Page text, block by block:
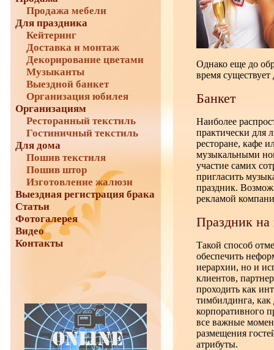
Продажа мебели
Для праздника
Кейтеринг
Доставка и монтаж
Декорирование цветами
Музыканты
Выездной банкет
Организация юбилея
Организациям
Ресторанный текстиль
Гостиничный текстиль
Для дома
Пошив текстиля
Пошив штор
Изготовление жалюзи
Выездная регистрация брака
Статьи
Фотогалерея
Видео
Контакты
Однако еще до
время
Банкет
Наиболее
практически для
ресторане, кафе
музыкальными
участие самих
пригласить
праздник.
рекламой
Праздник на
Такой способ
обеспечить
иерархии, но и
клиентов,
проходить как
тимбилдинга,
корпоративного
все важные
размещения
атрибуты.